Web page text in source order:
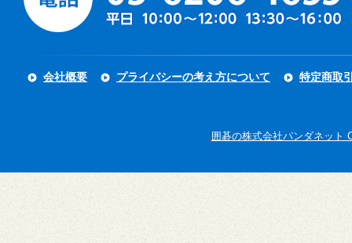
会社概要 プライバシーの考え方について 特定商取
囲碁の株式会社パンダネット